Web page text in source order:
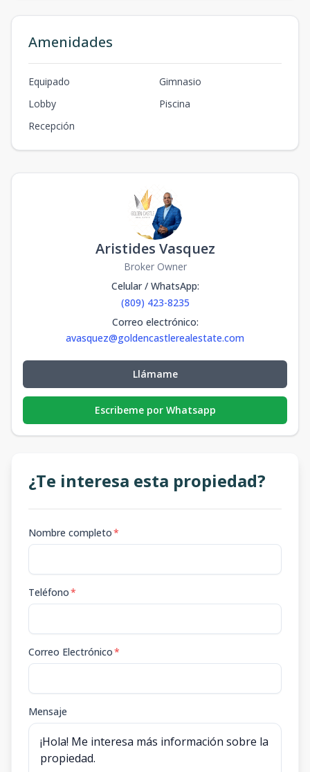
Amenidades
Equipado
Gimnasio
Lobby
Piscina
Recepción
Aristides Vasquez
Broker Owner
Celular / WhatsApp:
(809) 423-8235
Correo electrónico:
avasquez@goldencastlerealestate.com
Llámame
Escribeme por Whatsapp
¿Te interesa esta propiedad?
Nombre completo*
Teléfono*
Correo Electrónico*
Mensaje